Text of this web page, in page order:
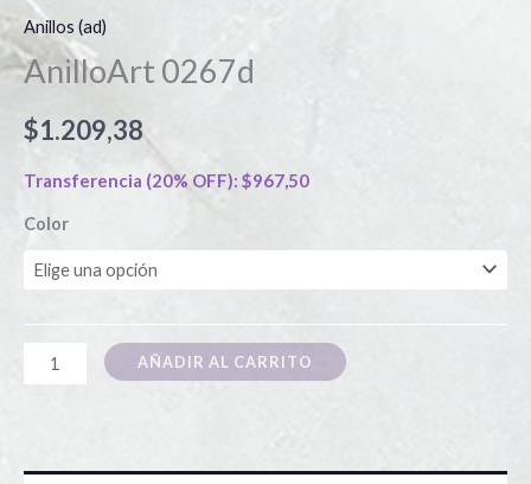
Anillos (ad)
AnilloArt 0267d
$1.209,38
Transferencia (20% OFF): $967,50
Color
AÑADIR AL CARRITO